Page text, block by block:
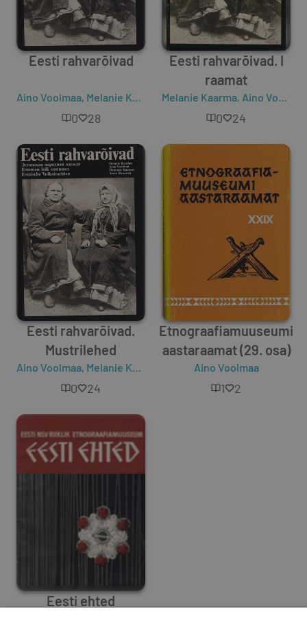
Eesti rahvarõivad
Aino Voolmaa, Melanie Kaarma
0 28
Eesti rahvarõivad. I
raamat
Melanie Kaarma, Aino Voolmaa
0 24
Eesti rahvarõivad.
Mustrilehed
Aino Voolmaa, Melanie Kaarma
0 24
Etnograafiamuuseumi
aastaraamat (29. osa)
Aino Voolmaa
1 2
Eesti ehted